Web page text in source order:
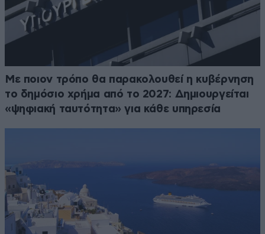
Με ποιον τρόπο θα παρακολουθεί η κυβέρνηση
το δημόσιο χρήμα από το 2027: Δημιουργείται
«ψηφιακή ταυτότητα» για κάθε υπηρεσία